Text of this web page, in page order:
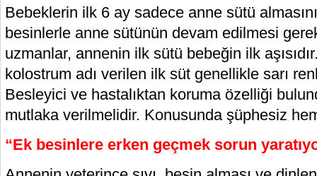
Bebeklerin ilk 6 ay sadece anne sütü
besinlerle anne sütünün devam edilmesi
uzmanlar, annenin ilk sütü bebeğin ilk
kolostrum adı verilen ilk süt genellikle sarı
Besleyici ve hastalıktan koruma özelliği
mutlaka verilmelidir. Konusunda şüphesiz
“Ek besinlere erken geçmek sorun